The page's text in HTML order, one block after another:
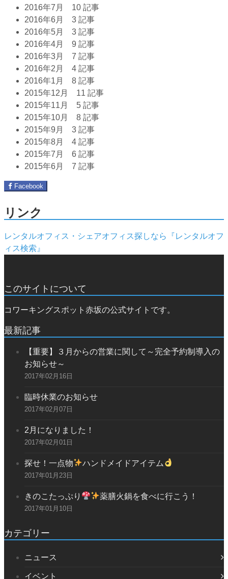
2016年7月 10 記事
2016年6月 3 記事
2016年5月 3 記事
2016年4月 9 記事
2016年3月 7 記事
2016年2月 4 記事
2016年1月 8 記事
2015年12月 11 記事
2015年11月 5 記事
2015年10月 8 記事
2015年9月 3 記事
2015年8月 4 記事
2015年7月 6 記事
2015年6月 7 記事
Facebook
リンク
レンタルオフィス・シェアオフィス探しなら『レンタルオフ
ィス検索』
このサイトについて
コワーキングスポット赤坂の公式サイトです。
最新記事
【重要】３月からの営業に関して～完全予約制導入の
お知らせ～
2017年02月16日
臨時休業のお知らせ
2017年02月07日
2月になりました！
2017年02月01日
探せ！一点物 ハンドメイドアイテム
2017年01月23日
きのこたっぷり 薬膳火鍋を食べに行こう！
2017年01月10日
カテゴリー
ニュース
イベント